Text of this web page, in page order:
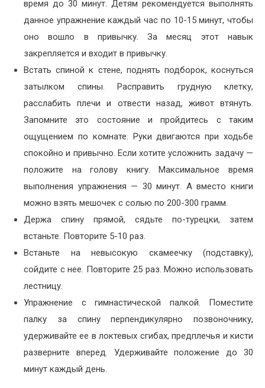
время до 30 минут. Детям рекомендуется выполнять
данное упражнение каждый час по 10-15 минут, чтобы
оно вошло в привычку. За месяц этот навык
закрепляется и входит в привычку.
Встать спиной к стене, поднять подборок, коснуться
затылком спины. Расправить грудную клетку,
расслабить плечи и отвести назад, живот втянуть.
Запомните это состояние и пройдитесь с таким
ощущением по комнате. Руки двигаются при ходьбе
спокойно и привычно. Если хотите усложнить задачу —
положите на голову книгу. Максимальное время
выполнения упражнения — 30 минут. А вместо книги
можно взять мешочек с солью по 200-300 грамм.
Держа спину прямой, сядьте по-турецки, затем
встаньте. Повторите 5-10 раз.
Встаньте на невысокую скамеечку (подставку),
сойдите с нее. Повторите 25 раз. Можно использовать
лестницу.
Упражнение с гимнастической палкой. Поместите
палку за спину перпендикулярно позвоночнику,
удерживайте ее в локтевых сгибах, предплечья и кисти
разверните вперед. Удерживайте положение до 30
минут каждый день.